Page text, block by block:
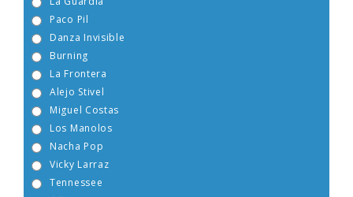
La Guardia
Paco Pil
Danza Invisible
Burning
La Frontera
Alejo Stivel
Miguel Costas
Los Manolos
Nacha Pop
Vicky Larraz
Tennessee